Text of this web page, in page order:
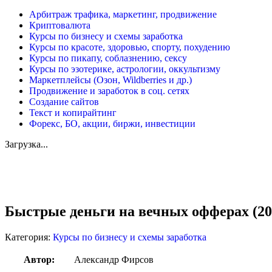
Арбитраж трафика, маркетинг, продвижение
Криптовалюта
Курсы по бизнесу и схемы заработка
Курсы по красоте, здоровью, спорту, похудению
Курсы по пикапу, соблазнению, сексу
Курсы по эзотерике, астрологии, оккультизму
Маркетплейсы (Озон, Wildberries и др.)
Продвижение и заработок в соц. сетях
Создание сайтов
Текст и копирайтинг
Форекс, БО, акции, биржи, инвестиции
Загрузка...
Быстрые деньги на вечных офферах
Категория: Курсы по бизнесу и схемы заработка
Автор: Александр Фирсов